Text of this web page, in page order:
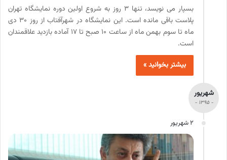
بسپار می نویسد، تنها 3 روز به شروع اولین دوره نمایشگاه تهران
پلاست باقی مانده است. این نمایشگاه در شهرآفتاب از روز 30 دی
ماه تا سوم بهمن ماه از ساعت 10 صبح تا 17 آماده بازدید علاقمندان
است.
بیشتر بخوانید »
شهریور
- 1395 -
2 شهریور